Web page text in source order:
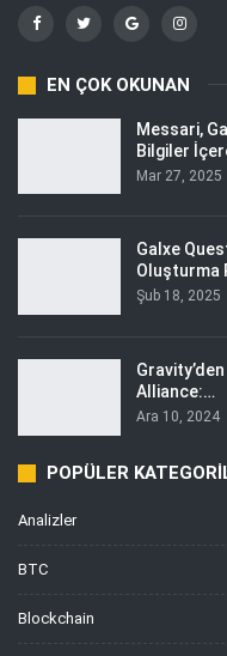
EN ÇOK OKUNAN
Messari,
Bilgiler
Mar 27, 2025
Galxe
Oluşturma
Şub 18, 2025
Alliance:…
Ara 10, 2024
POPÜLER
Analizler
BTC
Blockchain